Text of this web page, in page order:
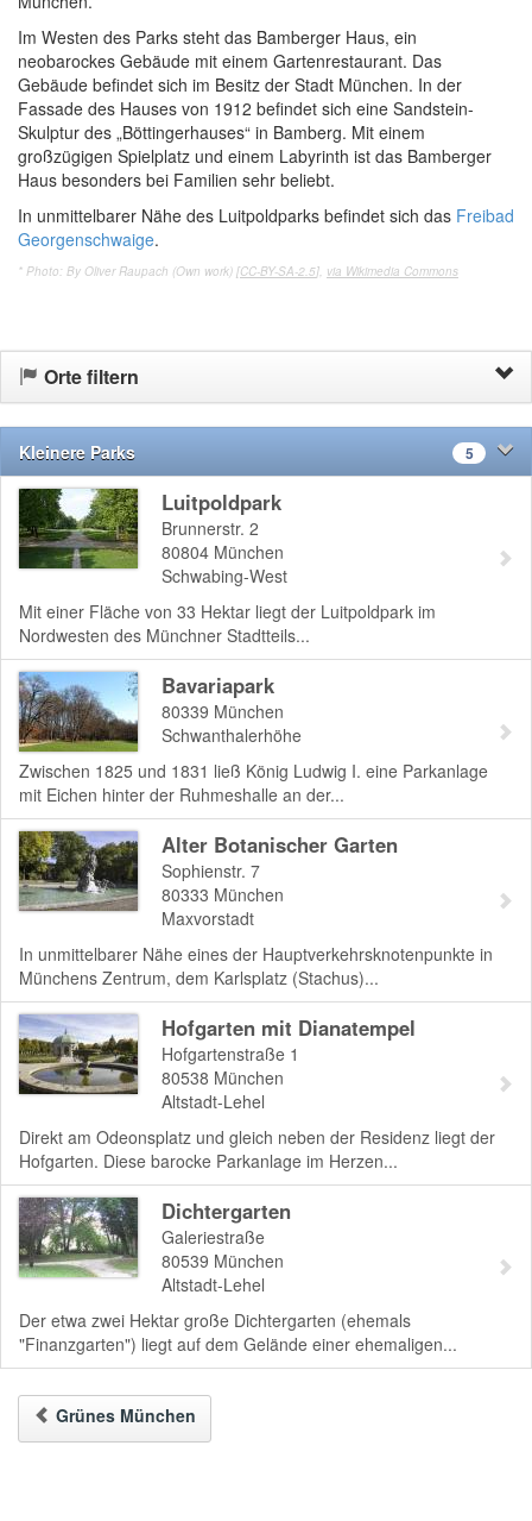
Im Westen des Parks steht das Bamberger Haus, ein
neobarockes Gebäude mit einem Gartenrestaurant. Das
Gebäude befindet sich im Besitz der Stadt München. In der
Fassade des Hauses von 1912 befindet sich eine Sandstein-
Skulptur des „Böttingerhauses“ in Bamberg. Mit einem
großzügigen Spielplatz und einem Labyrinth ist das Bamberger
Haus besonders bei Familien sehr beliebt.
In unmittelbarer Nähe des Luitpoldparks befindet sich das Freibad
Georgenschwaige.
* Photo: By Oliver Raupach (Own work) [CC-BY-SA-2.5], via Wikimedia Commons
Orte filtern
Kleinere Parks 5
Luitpoldpark
Brunnerstr. 2
80804 München
Schwabing-West
Mit einer Fläche von 33 Hektar liegt der Luitpoldpark im
Nordwesten des Münchner Stadtteils...
Bavariapark
80339 München
Schwanthalerhöhe
Zwischen 1825 und 1831 ließ König Ludwig I. eine Parkanlage
mit Eichen hinter der Ruhmeshalle an der...
Alter Botanischer Garten
Sophienstr. 7
80333 München
Maxvorstadt
In unmittelbarer Nähe eines der Hauptverkehrsknotenpunkte in
Münchens Zentrum, dem Karlsplatz (Stachus)...
Hofgarten mit Dianatempel
Hofgartenstraße 1
80538 München
Altstadt-Lehel
Direkt am Odeonsplatz und gleich neben der Residenz liegt der
Hofgarten. Diese barocke Parkanlage im Herzen...
Dichtergarten
Galeriestraße
80539 München
Altstadt-Lehel
Der etwa zwei Hektar große Dichtergarten (ehemals
"Finanzgarten") liegt auf dem Gelände einer ehemaligen...
Grünes München